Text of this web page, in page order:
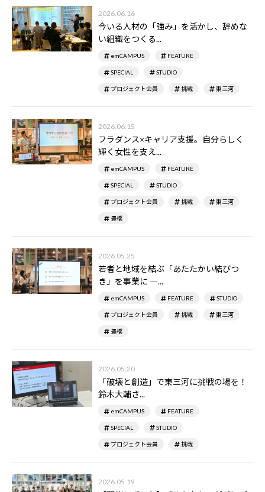
2026.06.16
今いる人材の「強み」を活かし、辞めな
い組織をつくる...
emCAMPUS FEATURE
SPECIAL STUDIO
プロジェクト会員 挑戦 東三河
2026.06.15
フラダンス×キャリア支援。自分らしく
輝く女性を支え...
emCAMPUS FEATURE
SPECIAL STUDIO
プロジェクト会員 挑戦 東三河
豊橋
2026.05.25
若者と地域を結ぶ「あたたかい結びつ
き」を事業に ―...
emCAMPUS FEATURE STUDIO
プロジェクト会員 挑戦 東三河
豊橋
2026.05.20
「破壊と創造」で東三河に挑戦の場を！――
鈴木大輔さ...
emCAMPUS FEATURE
SPECIAL STUDIO
プロジェクト会員 挑戦
2026.05.19